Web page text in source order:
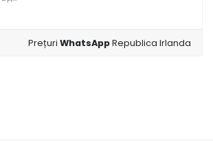
PrețuriWhatsAppRepublica Irlanda